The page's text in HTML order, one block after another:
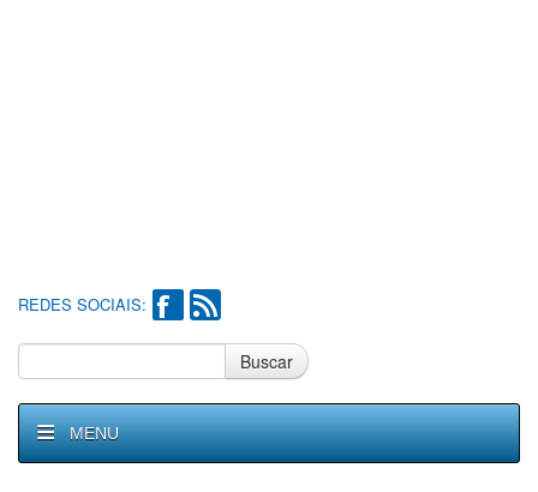
REDES SOCIAIS:
Buscar
MENU